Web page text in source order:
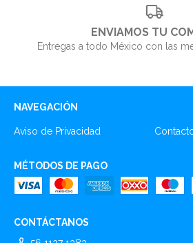
ENVIAMOS TU
Entregas a todo México con las
NAVEGACIÓN
Aviso de Privacidad
MÉTODOS DE PAGO
CONTÁCTANOS